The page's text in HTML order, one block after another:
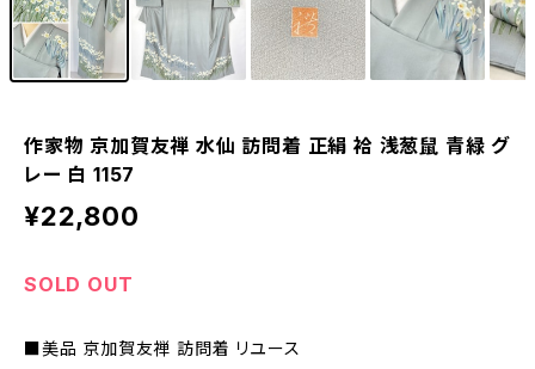
作家物 京加賀友禅 水仙 訪問着 正絹 袷 浅葱鼠 青緑 グ
レー 白 1157
¥22,800
SOLD OUT
■美品 京加賀友禅 訪問着 リユース